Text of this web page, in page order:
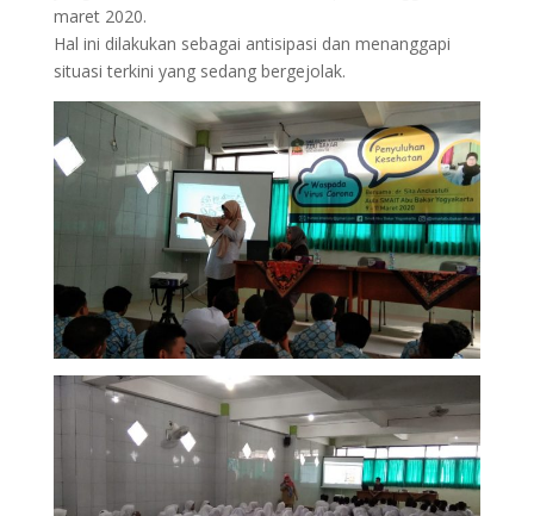
maret 2020.
Hal ini dilakukan sebagai antisipasi dan menanggapi
situasi terkini yang sedang bergejolak.